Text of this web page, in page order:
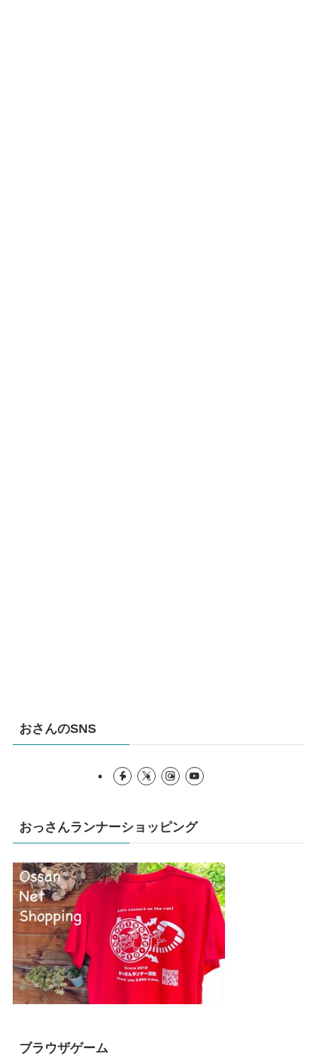
おさんのSNS
おっさんランナーショッピング
ブラウザゲーム